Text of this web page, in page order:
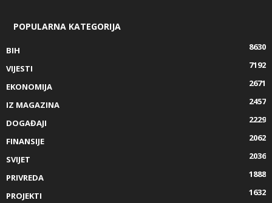
POPULARNA KATEGORIJA
BIH
8630
VIJESTI
7192
EKONOMIJA
2671
IZ MAGAZINA
2457
DOGAĐAJI
2229
FINANSIJE
2062
SVIJET
2036
PRIVREDA
1888
PROJEKTI
1632